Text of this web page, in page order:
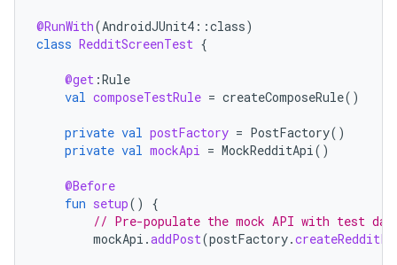
@RunWith(AndroidJUnit4 ::class)
class RedditScreenTest {
@get :Rule
val composeTestRule = createComposeRule()
private val postFactory = PostFactory()
private val mockApi = MockRedditApi()
@Before
fun setup()
{
// Pre-populate the mock API with test
mockApi .addPost(postFactory.